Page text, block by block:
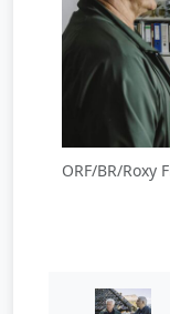
ORF/BR/Roxy